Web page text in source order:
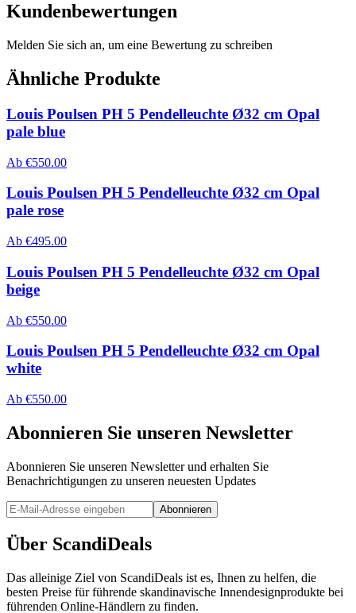
Kundenbewertungen
Melden Sie sich an, um eine Bewertung zu schreiben
Ähnliche Produkte
Louis Poulsen PH 5 Pendelleuchte Ø32 cm Opal
pale blue
Ab €550.00
Louis Poulsen PH 5 Pendelleuchte Ø32 cm Opal
pale rose
Ab €495.00
Louis Poulsen PH 5 Pendelleuchte Ø32 cm Opal
beige
Ab €550.00
Louis Poulsen PH 5 Pendelleuchte Ø32 cm Opal
white
Ab €550.00
Abonnieren Sie unseren Newsletter
Abonnieren Sie unseren Newsletter und erhalten Sie
Benachrichtigungen zu unseren neuesten Updates
Abonnieren
Über ScandiDeals
Das alleinige Ziel von ScandiDeals ist es, Ihnen zu helfen, die
besten Preise für führende skandinavische Innendesignprodukte bei
führenden Online-Händlern zu finden.